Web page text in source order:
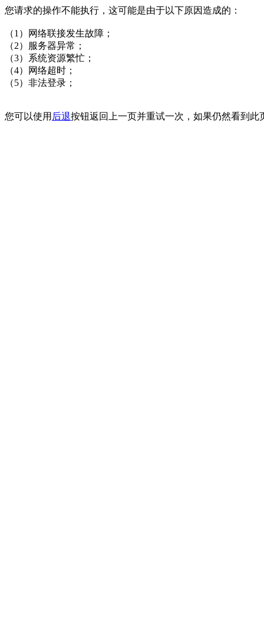
您请求的操作不能执行，这可能是由于以下原因造成的：
（1）网络联接发生故障；
（2）服务器异常；
（3）系统资源繁忙；
（4）网络超时；
（5）非法登录；
您可以使用 后退按钮返回上一页并重试一次，如果仍然看到此